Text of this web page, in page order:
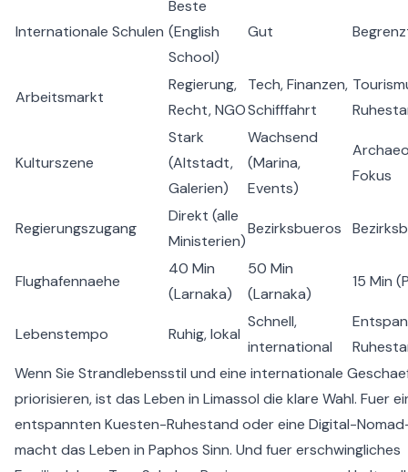
Internationale Schulen
Beste
(English
School)
Gut
Arbeitsmarkt
Regierung,
Recht, NGO
Tech, Finanzen,
Schifffahrt
Kulturszene
Stark
(Altstadt,
Galerien)
Wachsend
(Marina,
Events)
Fokus
Regierungszugang
Direkt (alle
Ministerien)
Bezirksbueros
Flughafennaehe
40 Min
(Larnaka)
50 Min
(Larnaka)
15 Min
Lebenstempo Ruhig, lokal
Schnell,
international
Wenn Sie Strandlebensstil und eine internationale
priorisieren, ist das Leben in Limassol die klare Wahl. Fuer
entspannten Kuesten-Ruhestand oder eine Digital-
macht das Leben in Paphos Sinn. Und fuer erschwingliches